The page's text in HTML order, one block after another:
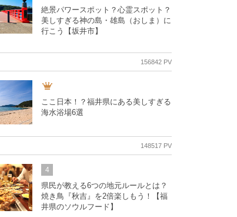
絶景パワースポット？心霊スポット？
美しすぎる神の島・雄島（おしま）に
行こう【坂井市】
156842 PV
ここ日本！？福井県にある美しすぎる
海水浴場6選
148517 PV
4
県民が教える6つの地元ルールとは？
焼き鳥『秋吉』を2倍楽しもう！【福
井県のソウルフード】